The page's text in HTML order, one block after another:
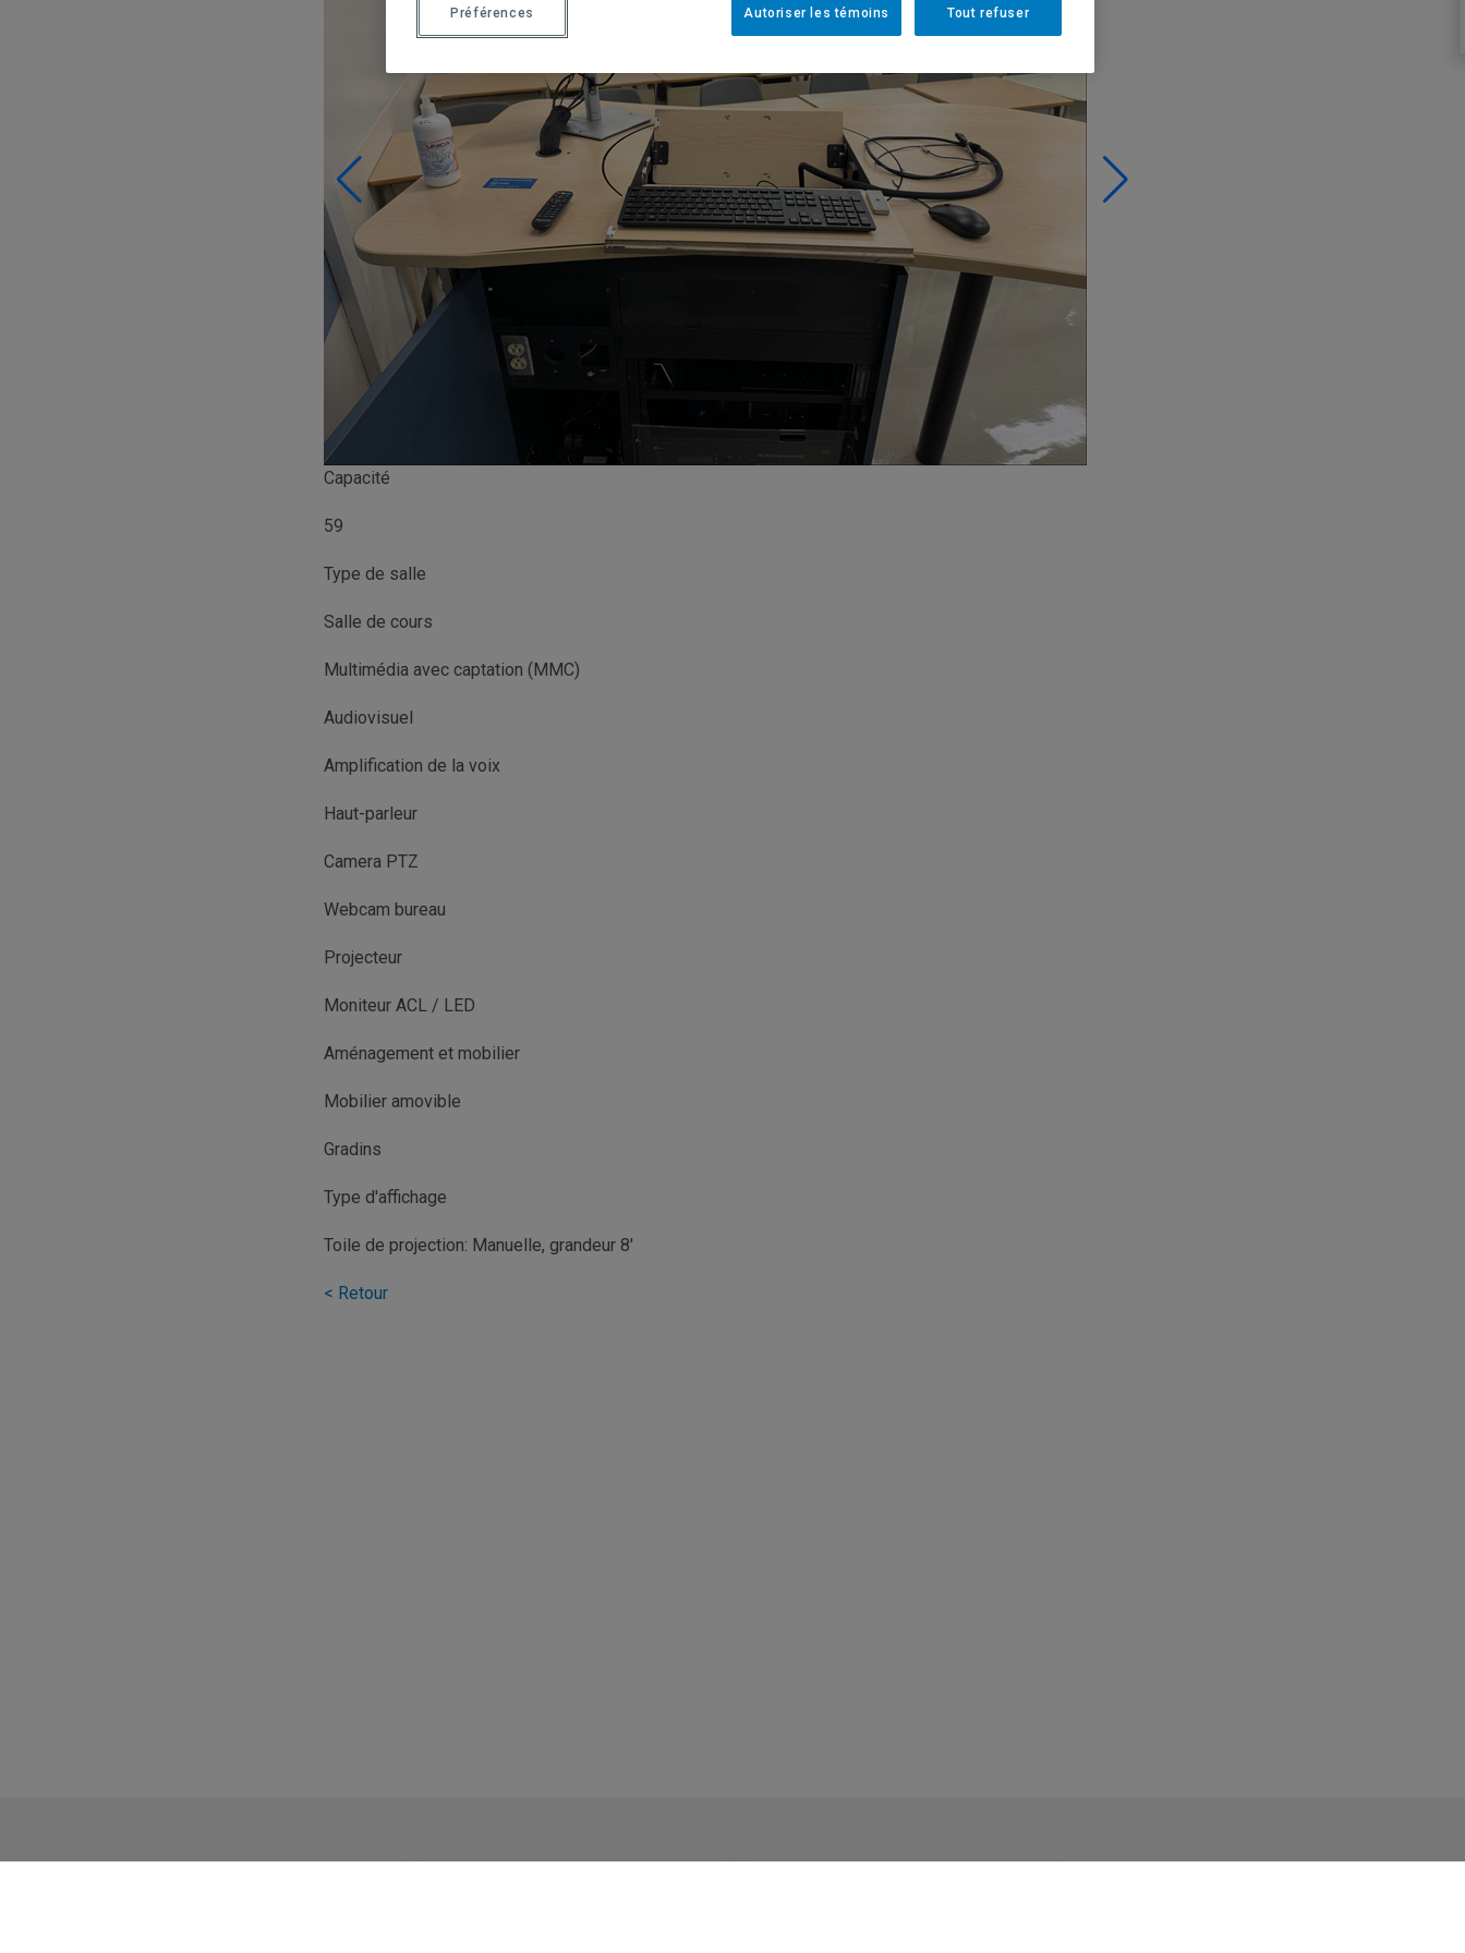
Capacité
59
Type de salle
Salle de cours
Multimédia avec captation (MMC)
Audiovisuel
Amplification de la voix
Haut-parleur
Camera PTZ
Webcam bureau
Projecteur
Moniteur ACL / LED
Aménagement et mobilier
Mobilier amovible
Gradins
Type d'affichage
Toile de projection: Manuelle, grandeur 8'
< Retour
Tout refuser
Autoriser les témoins
Préférences